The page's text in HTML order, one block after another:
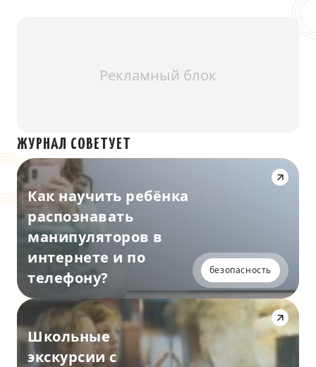
Рекламный блок
ЖУРНАЛ СОВЕТУЕТ
Как научить ребёнка
распознавать
манипуляторов в
интернете и по
телефону?
безопасность
Школьные
экскурсии с